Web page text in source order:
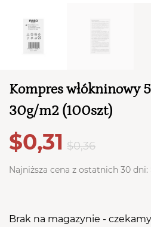
PRZEJDŹ DO
Kompres włókninowy
30g/m2 (100szt)
$0,31 $0,36
Najniższa cena z ostatnich 30 dni:
Brak na magazynie -